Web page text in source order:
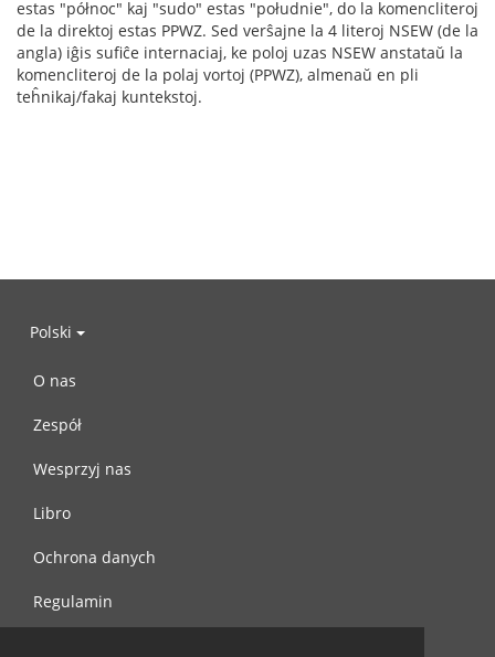
estas "północ" kaj "sudo" estas "południe", do la komencliteroj
de la direktoj estas PPWZ. Sed verŝajne la 4 literoj NSEW (de la
angla) iĝis sufiĉe internaciaj, ke poloj uzas NSEW anstataŭ la
komencliteroj de la polaj vortoj (PPWZ), almenaŭ en pli
teĥnikaj/fakaj kuntekstoj.
Polski
O nas
Zespół
Wesprzyj nas
Libro
Ochrona danych
Regulamin